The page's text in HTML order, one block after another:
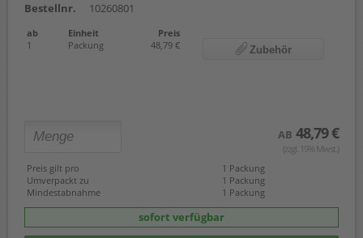
Bestellnr.
10260801
ab Einheit
Preis
1
Packung 48,79 € Zubehör
AB 48,79 €
(zzgl. 19% Mwst.)
Preis gilt pro
1 Packung
Umverpackt zu
1 Packung
Mindestabnahme
1 Packung
sofort verfügbar